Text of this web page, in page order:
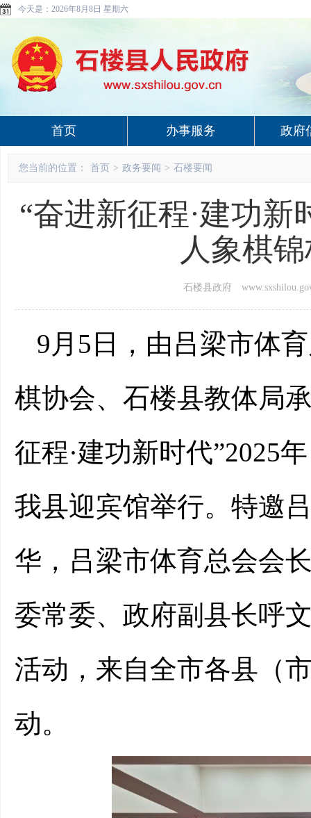
今天是： 2026年8月8日 星期六
首页 办事服务 政府
您当前的位置： 首页 > 政务要闻 > 石楼要闻
“奋进新征程·建功新
人象棋
石楼县政府
9月5日，由吕梁市体
棋协会、石楼县教体局
征程·建功新时代”2025
我县迎宾馆举行。特邀
华 ， 吕梁市体育总会会
委常委、政府副县长呼
活动，来自全市各县 （
动。